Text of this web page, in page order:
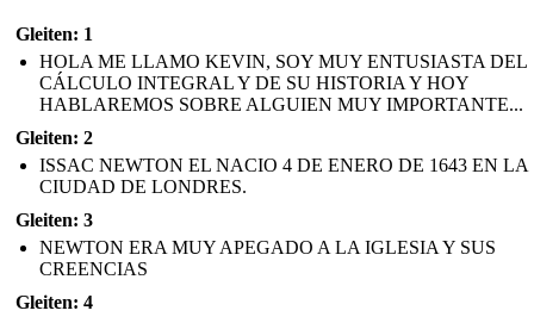
Gleiten: 1
HOLA ME LLAMO KEVIN, SOY MUY ENTUSIASTA DEL
CÁLCULO INTEGRAL Y DE SU HISTORIA Y HOY
HABLAREMOS SOBRE ALGUIEN MUY IMPORTANTE...
Gleiten: 2
ISSAC NEWTON EL NACIO 4 DE ENERO DE 1643 EN LA
CIUDAD DE LONDRES.
Gleiten: 3
NEWTON ERA MUY APEGADO A LA IGLESIA Y SUS
CREENCIAS
Gleiten: 4